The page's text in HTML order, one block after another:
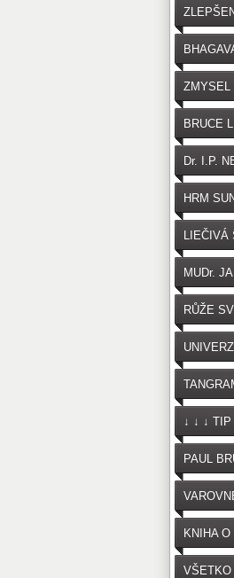
ZMYSEL
BRUCE
Dr. I.P.
HRM
LIEČIVÁ
MUDr.
RŮŽE
↓ ↓ ↓ TIP
PAUL
KNIHA
VŠETKO